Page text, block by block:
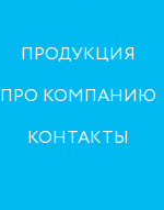
ПРОДУКЦИЯ
ПРО КОМПАНИЮ
КОНТАКТЫ